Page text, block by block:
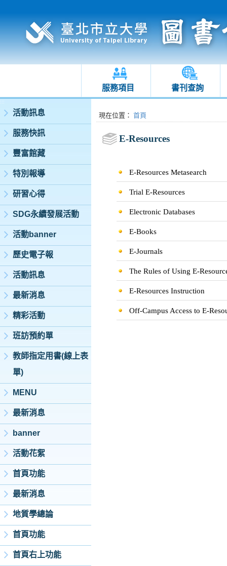
服務項目 書刊查詢
:::
活動訊息
服務快訊
豐富館藏
特別報導
研習心得
SDG永續發展活動
活動banner
歷史電子報
活動訊息
最新消息
精彩活動
班訪預約單
教師指定用書(線上表
單)
MENU
最新消息
banner
活動花絮
首頁功能
最新消息
地質學總論
首頁功能
首頁右上功能
:::現在位置 ： 首頁
E-Resources
E-Resources Metasearch
Trial E-Resources
Electronic Databases
E-Books
E-Journals
The Rules of Using E-
E-Resources Instruction
Off-Campus Access to E-